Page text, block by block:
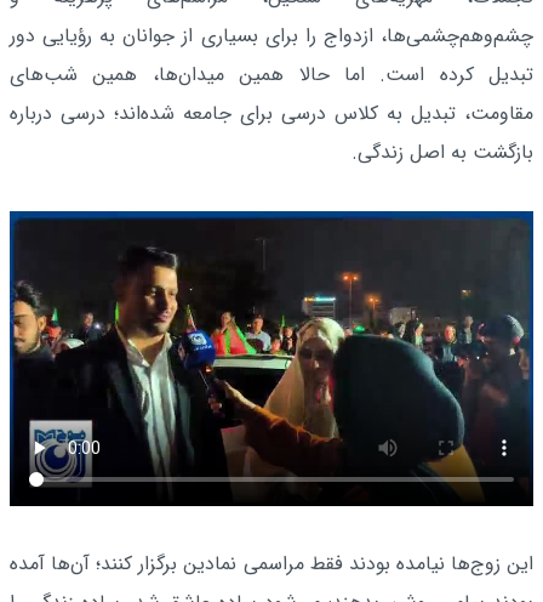
چشم‌وهم‌چشمی‌ها، ازدواج را برای بسیاری از جوانان به رؤیایی دور
تبدیل کرده است. اما حالا همین میدان‌ها، همین شب‌های
مقاومت، تبدیل به کلاس درسی برای جامعه شده‌اند؛ درسی درباره
بازگشت به اصل زندگی.
این زوج‌ها نیامده بودند فقط مراسمی نمادین برگزار کنند؛ آن‌ها آمده